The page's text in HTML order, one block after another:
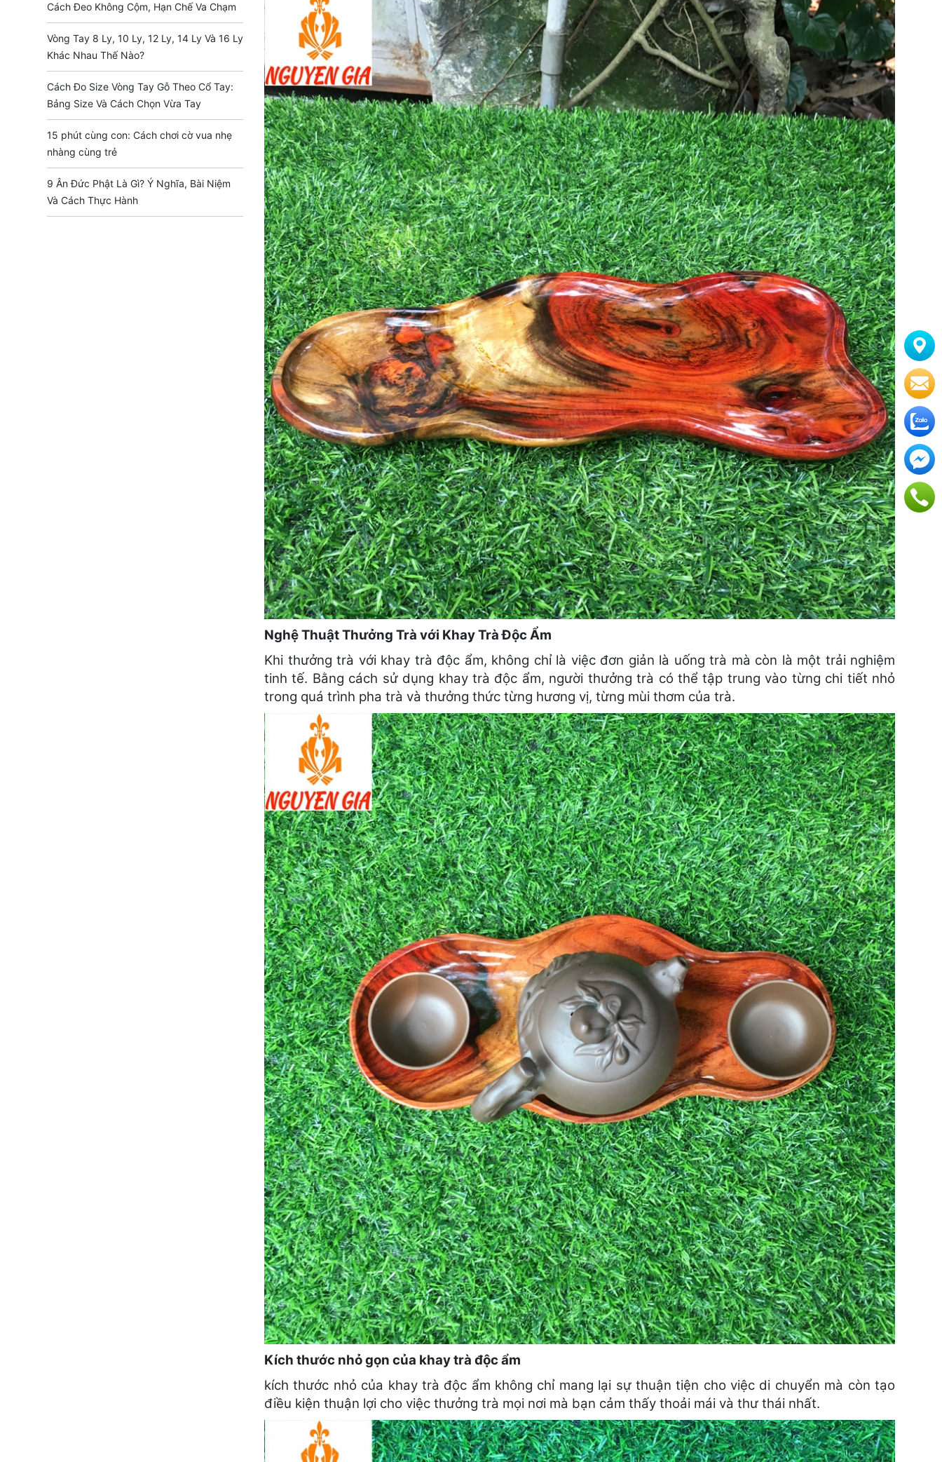
Cách Đeo Không Cộm, Hạn Chế Va Chạm
Vòng Tay 8 Ly, 10 Ly, 12 Ly, 14 Ly Và 16 Ly
Khác Nhau Thế Nào?
Cách Đo Size Vòng Tay Gỗ Theo Cổ Tay:
Bảng Size Và Cách Chọn Vừa Tay
15 phút cùng con: Cách chơi cờ vua nhẹ
nhàng cùng trẻ
9 Ân Đức Phật Là Gì? Ý Nghĩa, Bài Niệm
Và Cách Thực Hành
Nghệ Thuật Thưởng Trà với Khay Trà Độc Ẩm
Khi thưởng trà với khay trà độc ẩm, không chỉ là việc đơn giản là uống trà mà còn là một trải nghiệm
tinh tế. Bằng cách sử dụng khay trà độc ẩm, người thưởng trà có thể tập trung vào từng chi tiết nhỏ
trong quá trình pha trà và thưởng thức từng hương vị, từng mùi thơm của trà.
Kích thước nhỏ gọn của khay trà độc ẩm
kích thước nhỏ của khay trà độc ẩm không chỉ mang lại sự thuận tiện cho việc di chuyển mà còn tạo
điều kiện thuận lợi cho việc thưởng trà mọi nơi mà bạn cảm thấy thoải mái và thư thái nhất.